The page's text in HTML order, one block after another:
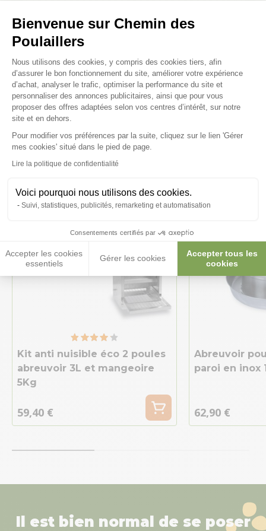
Bienvenue sur Chemin des
Poulaillers
Plateforme de Gestion du
Nous utilisons des cookies, y compris des cookies tiers, afin
d’assurer le bon fonctionnement du site, améliorer votre expérience
d’achat, analyser le trafic, optimiser la performance du site et
personnaliser des annonces publicitaires, ainsi que pour vous
proposer des offres adaptées selon vos centres d’intérêt, sur notre
site et en dehors.
Pour modifier vos préférences par la suite, cliquez sur le lien 'Gérer
mes cookies' situé dans le pied de page.
Lire la politique de confidentialité
Voici pourquoi nous utilisons des cookies.
Suivi, statistiques, publicités, remarketing et automatisation
Consentements certifiés par
Accepter les cookies
essentiels
Gérer les cookies
Accepter tous les
cookies
Axeptio consent
Posez-nous vos questions
Ces produits peuvent vous
Kit anti nuisible éco 2 poules
abreuvoir 3L et mangeoire
5Kg
59,40 €
Abreuvoir
paroi en inox
62,90 €
Il est bien normal de se poser